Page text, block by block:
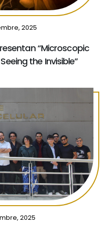
2025
“Microscopic
the Invisible”
2025